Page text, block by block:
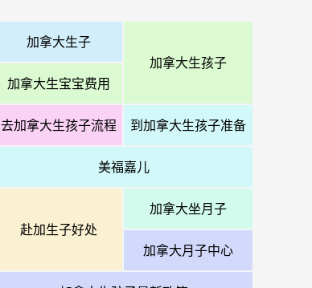
加拿大生子
加拿大生孩子
加拿大生宝宝费用
去加拿大生孩子流程 到加拿大生孩子准备
美福嘉儿
赴加生子好处
加拿大坐月子
加拿大月子中心